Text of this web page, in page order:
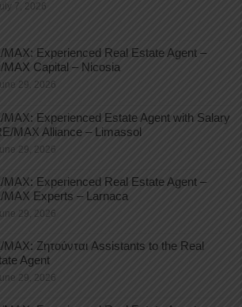
7, 2026
MAX: Experienced Real Estate Agent –
MAX Capital – Nicosia
29, 2026
MAX: Experienced Estate Agent with Salary
MAX Alliance – Limassol
29, 2026
MAX: Experienced Real Estate Agent –
MAX Experts – Larnaca
29, 2026
MAX: Ζητούνται Assistants to the Real
Agent
29, 2026